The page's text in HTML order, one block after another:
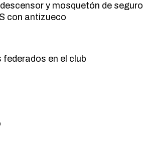
y mosquetón de seguro
con antizueco
en el club